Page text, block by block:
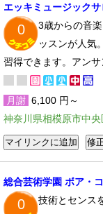
エッキミュージック
0
3歳からの音
ッスンが人気
習得できます。アンサ
月謝 6,100 円～
神奈川県相模原市中
総合芸術学園 ボア・
0
技術とセンス